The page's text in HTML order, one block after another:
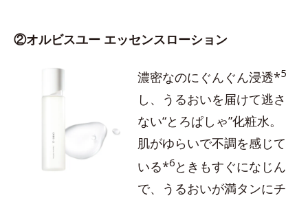
②オルビスユー エッセンスローション
濃密なのにぐんぐん浸透*5
し、うるおいを届けて逃さ
ない“とろぱしゃ”化粧水。
肌がゆらいで不調を感じて
いる*6ときもすぐになじん
で、うるおいが満タンにチ